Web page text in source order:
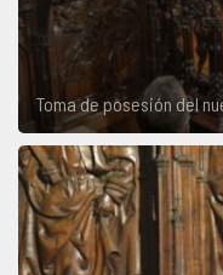
Toma de posesión del